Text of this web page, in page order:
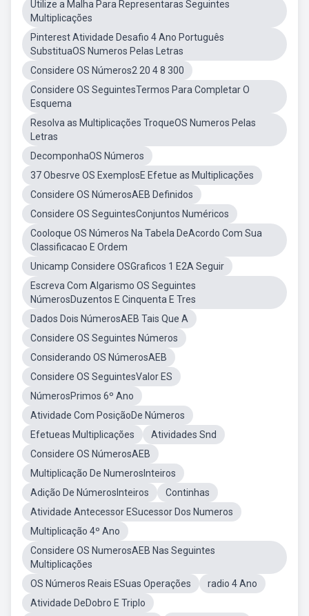
Utilize a Malha Para Representaras Seguintes
Multiplicações
Pinterest Atividade Desafio 4 Ano Português
SubstituaOS Numeros Pelas Letras
Considere OS Números2 20 4 8 300
Considere OS SeguintesTermos Para Completar O
Esquema
Resolva as Multiplicações TroqueOS Numeros Pelas
Letras
DecomponhaOS Números
37 Obesrve OS ExemplosE Efetue as Multiplicações
Considere OS NúmerosAEB Definidos
Considere OS SeguintesConjuntos Numéricos
Cooloque OS Números Na Tabela DeAcordo Com Sua
Classificacao E Ordem
Unicamp Considere OSGraficos 1 E2A Seguir
Escreva Com Algarismo OS Seguintes
NúmerosDuzentos E Cinquenta E Tres
Dados Dois NúmerosAEB Tais Que A
Considere OS Seguintes Números
Considerando OS NúmerosAEB
Considere OS SeguintesValor ES
NúmerosPrimos 6º Ano
Atividade Com PosiçãoDe Números
Efetueas Multiplicações
Atividades Snd
Considere OS NúmerosAEB
Multiplicação De NumerosInteiros
Adição De NúmerosInteiros
Continhas
Atividade Antecessor ESucessor Dos Numeros
Multiplicação 4º Ano
Considere OS NumerosAEB Nas Seguintes
Multiplicações
OS Números Reais ESuas Operações
radio 4 Ano
Atividade DeDobro E Triplo